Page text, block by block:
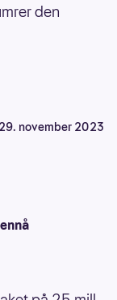
den
29. november 2023